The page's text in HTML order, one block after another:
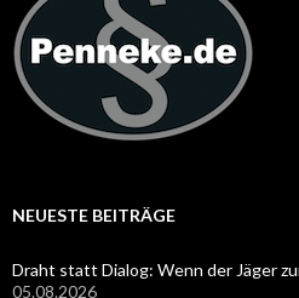
NEUESTE BEITRÄGE
Draht statt Dialog: Wenn der Jäger
05.08.2026